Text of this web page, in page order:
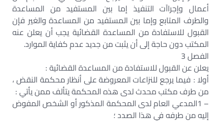
أعمال وإجراآت التنفيذ إما بين المستفيد من المساعدة
والطرف المتابع وإما بين المستفيد من المساعدة والغير فإن
القبول للاستفادة من المساعدة القضائية يجب أن يعلن عنه
المكتب دون حاجة إلى أن يثبت من جديد عدم كفاية الموارد.
الفصل 3
يعلن عن القبول للاستفادة من المساعدة القضائية :
أولا : فيما يرجع للنزاعات المعروضة على أنظار محكمة النقض ،
من طرف مكتب محدث لدى هذه المحكمة يتألف ممن يأتي :
– 1المدعي العام لدى المحكمة المذكور أو الشخص المفوض
إليه من طرفه في هذا الصدد ؛